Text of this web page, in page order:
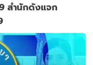
สำนักดังแจก